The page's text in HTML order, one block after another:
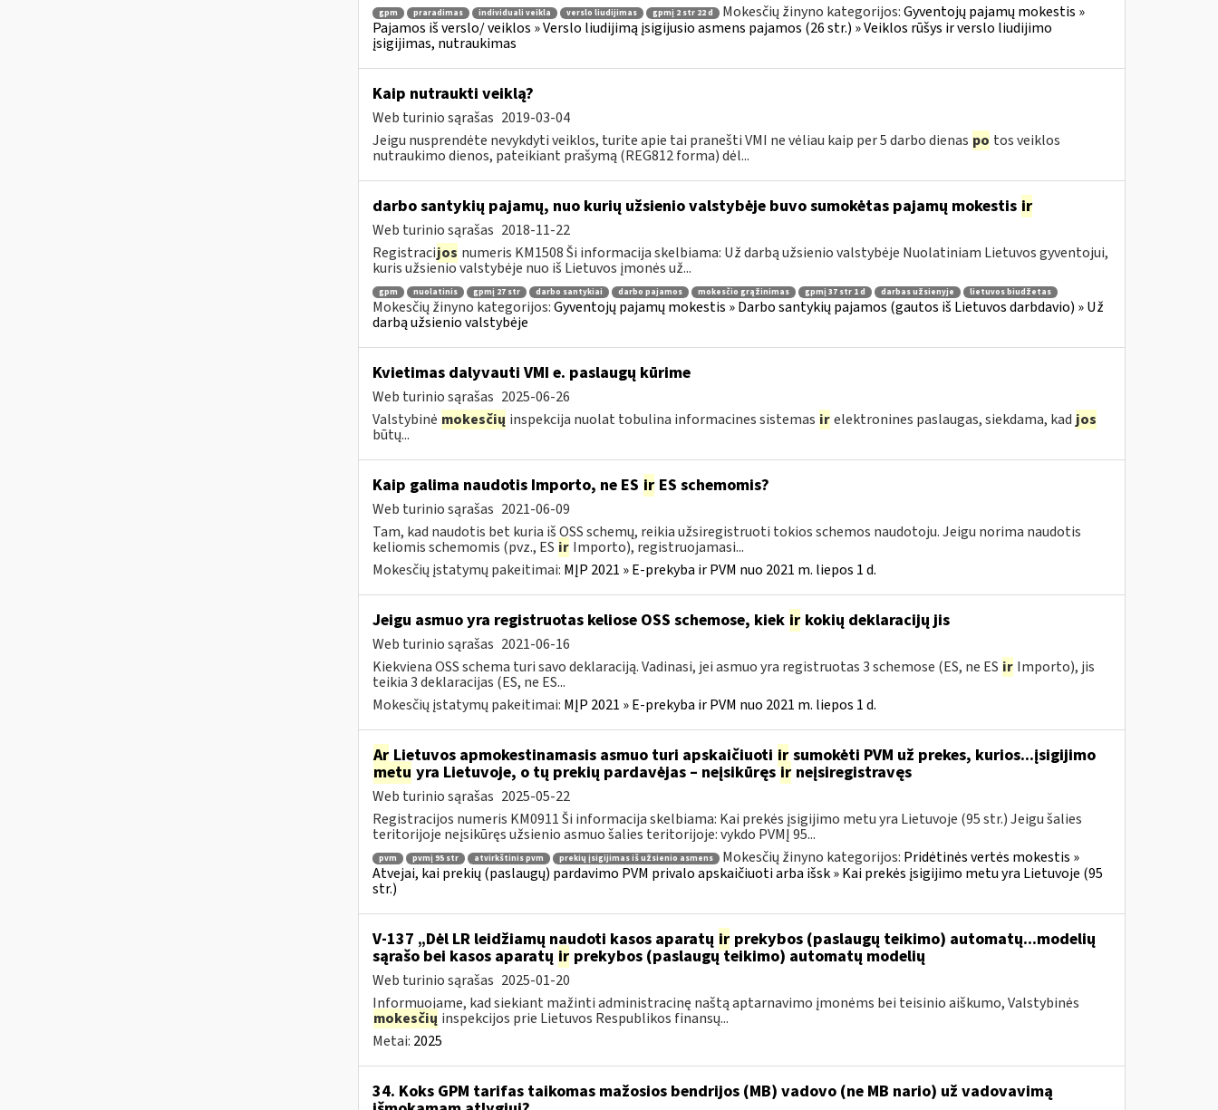
gpm praradimas individuali veikla verslo liudijimas gpmį 2 str 22 d Mokesčių žinyno kategorijos:Gyventojų pajamų mokestis »
Pajamos iš verslo/ veiklos » Verslo liudijimą įsigijusio asmens pajamos (26 str.) » Veiklos rūšys ir verslo liudijimo
įsigijimas, nutraukimas
Kaip nutraukti veiklą?
Web turinio sąrašas 2019-03-04
Jeigu nusprendėte nevykdyti veiklos, turite apie tai pranešti VMI ne vėliau kaip per 5 darbo dienas po tos veiklos
nutraukimo dienos, pateikiant prašymą (REG812 forma) dėl...
darbo santykių pajamų, nuo kurių užsienio valstybėje buvo sumokėtas pajamų mokestis ir
Web turinio sąrašas 2018-11-22
Registracijos numeris KM1508 Ši informacija skelbiama: Už darbą užsienio valstybėje Nuolatiniam Lietuvos gyventojui,
kuris užsienio valstybėje nuo iš Lietuvos įmonės už...
gpm nuolatinis gpmį 27 str darbo santykiai darbo pajamos mokesčio grąžinimas gpmį 37 str 1 d darbas užsienyje lietuvos biudžetas
Mokesčių žinyno kategorijos:Gyventojų pajamų mokestis » Darbo santykių pajamos (gautos iš Lietuvos darbdavio) » Už
darbą užsienio valstybėje
Kvietimas dalyvauti VMI e. paslaugų kūrime
Web turinio sąrašas 2025-06-26
Valstybinė mokesčių inspekcija nuolat tobulina informacines sistemas ir elektronines paslaugas, siekdama, kad jos
būtų...
Kaip galima naudotis Importo, ne ES irES schemomis?
Web turinio sąrašas 2021-06-09
Tam, kad naudotis bet kuria iš OSS schemų, reikia užsiregistruoti tokios schemos naudotoju. Jeigu norima naudotis
keliomis schemomis (pvz., ES ir Importo), registruojamasi...
Mokesčių įstatymų pakeitimai: MĮP 2021 » E-prekyba ir PVM nuo 2021 m. liepos 1 d.
Jeigu asmuo yra registruotas keliose OSS schemose, kiek irkokių deklaracijų jis
Web turinio sąrašas 2021-06-16
Kiekviena OSS schema turi savo deklaraciją. Vadinasi, jei asmuo yra registruotas 3 schemose (ES, ne ES ir Importo), jis
teikia 3 deklaracijas (ES, ne ES...
Mokesčių įstatymų pakeitimai: MĮP 2021 » E-prekyba ir PVM nuo 2021 m. liepos 1 d.
ArLietuvos apmokestinamasis asmuo turi apskaičiuoti irsumokėti PVM už prekes, kurios...įsigijimo
metu yra Lietuvoje, o tų prekių pardavėjas – neįsikūręsirneįsiregistravęs
Web turinio sąrašas 2025-05-22
Registracijos numeris KM0911 Ši informacija skelbiama: Kai prekės įsigijimo metu yra Lietuvoje (95 str.) Jeigu šalies
teritorijoje neįsikūręs užsienio asmuo šalies teritorijoje: vykdo PVMĮ 95...
pvm pvmį 95 str atvirkštinis pvm prekių įsigijimas iš užsienio asmens Mokesčių žinyno kategorijos: Pridėtinės vertės mokestis »
Atvejai, kai prekių (paslaugų) pardavimo PVM privalo apskaičiuoti arba išsk » Kai prekės įsigijimo metu yra Lietuvoje (95
str.)
V-137 „Dėl LR leidžiamų naudoti kasos aparatų irprekybos (paslaugų teikimo) automatų...modelių
sąrašo bei kasos aparatų irprekybos (paslaugų teikimo) automatų modelių
Web turinio sąrašas 2025-01-20
Informuojame, kad siekiant mažinti administracinę naštą aptarnavimo įmonėms bei teisinio aiškumo, Valstybinės
mokesčių inspekcijos prie Lietuvos Respublikos finansų...
Metai: 2025
34. Koks GPM tarifas taikomas mažosios bendrijos (MB) vadovo (ne MB nario) už vadovavimą